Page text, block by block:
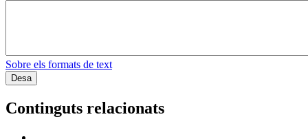
Sobre els formats de text
Continguts relacionats